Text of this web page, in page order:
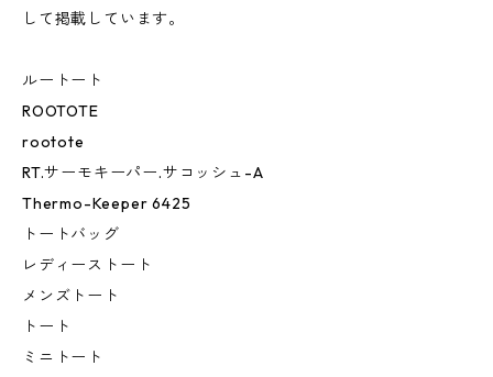
して掲載しています。
ルートート
ROOTOTE
rootote
RT.サーモキーパー.サコッシュ-A
Thermo-Keeper 6425
トートバッグ
レディーストート
メンズトート
トート
ミニトート